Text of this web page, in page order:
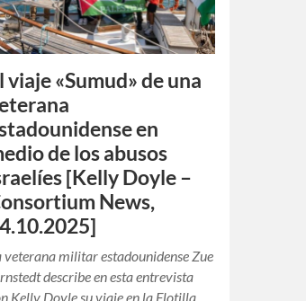
viaje «Sumud» de una
en
de los abusos
[Kelly Doyle –
News,
veterana militar estadounidense Zue
describe en esta entrevista
Kelly Doyle su viaje en la Flotilla